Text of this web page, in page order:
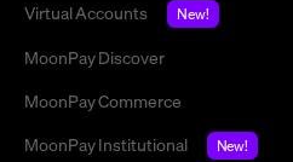
Virtual Accounts
New!
MoonPay Discover
MoonPay Commerce
MoonPay Institutional
New!